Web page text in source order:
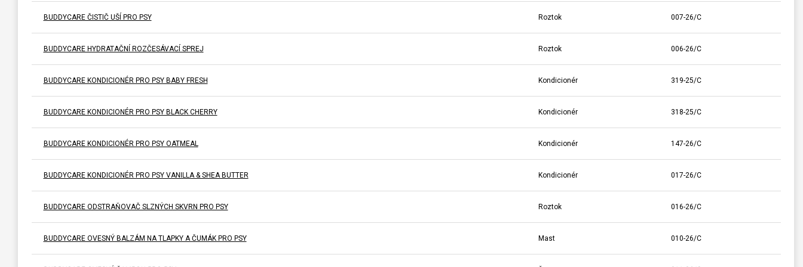
BUDDYCARE ČISTIČ UŠÍ PRO PSY Roztok 007-26/C
BUDDYCARE HYDRATAČNÍ ROZČESÁVACÍ SPREJ Roztok 006-26/C
BUDDYCARE KONDICIONÉR PRO PSY BABY FRESH Kondicionér 319-25/C
BUDDYCARE KONDICIONÉR PRO PSY BLACK CHERRY Kondicionér 318-25/C
BUDDYCARE KONDICIONÉR PRO PSY OATMEAL Kondicionér 147-26/C
BUDDYCARE KONDICIONÉR PRO PSY VANILLA & SHEA BUTTER Kondicionér 017-26/C
BUDDYCARE ODSTRAŇOVAČ SLZNÝCH SKVRN PRO PSY Roztok 016-26/C
BUDDYCARE OVESNÝ BALZÁM NA TLAPKY A ČUMÁK PRO PSY Mast 010-26/C